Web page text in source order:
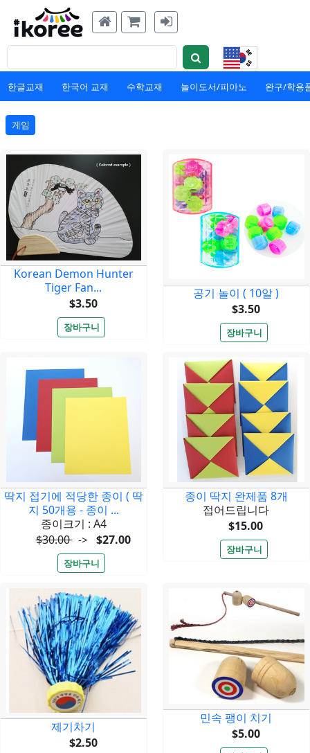
한글교재 한국어 교재 수학교재 놀이도서/피아노 완구/학용
게임
Korean Demon Hunter
Tiger Fan...
$3.50
공기 놀이 ( 10알 )
$3.50
딱지 접기에 적당한 종이 ( 딱
지 50개용 - 종이 ...
종이크기 : A4
$30.00-> $27.00
종이 딱지 완제품 8개
접어드립니다
$15.00
제기차기
$2.50
민속 팽이 치기
$5.00